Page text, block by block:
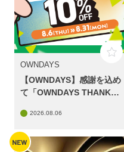
OWNDAYS
【OWNDAYS】感謝を込め
て「OWNDAYS THANK
1弾はUV&ブルーライトカ
ットレンズが10%OFF
2026.08.06
NEW